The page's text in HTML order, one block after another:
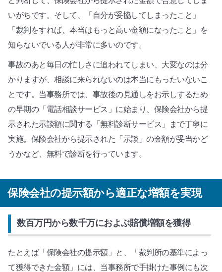
いがちです。そして、「自分が妥協してしまったこと」
「裁判をすれば、本当はもっと高い金額になったこと」を
知らないでいる人が非常に多いのです。
事故のあと毎日の忙しさに追われてしまい、大変なのは分
かりますが、相談に来られないのは本当にもったいないこ
とです。当事務所では、事故後の見通しをお示しするため
の早期の「電話相談サービス」に始まり、保険会社から提
示された示談額に関する「無料診断サービス」まで丁寧に
実施。保険会社から提示された「示談」の金額が妥当かど
うかなど、無料で診断を行っています。
保険会社の提示額から適正な増額を実現
数百万円から数千万におよぶ賠償増額を獲得
たとえば「保険会社の提示額」と、「裁判所の基準によっ
て獲得できた金額」には、当事務所で手掛けた事例にも次